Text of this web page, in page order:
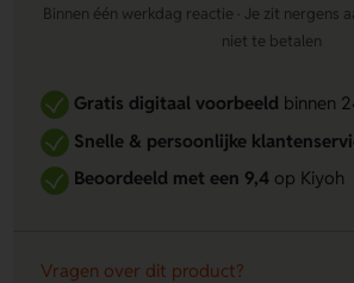
Binnen één werkdag reactie · Je zit nergens
niet te betalen
Gratis digitaal voorbeeldbinnen
Snelle & persoonlijke
Beoordeeld met een 9,4op Kiyoh
Vragen over dit product?